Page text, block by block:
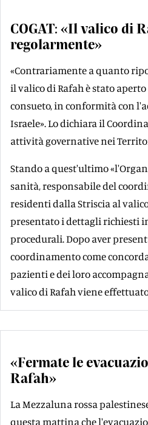
COGAT: «Il valico di
regolarmente»
«Contrariamente a quanto
il valico di Rafah è stato
consueto, in conformità con
Israele». Lo dichiara il
attività governative nei
Stando a quest'ultimo
sanità, responsabile del
residenti dalla Striscia al
presentato i dettagli richiesti
procedurali. Dopo aver
coordinamento come
pazienti e dei loro
valico di Rafah viene
«Fermate le
Rafah»
La Mezzaluna rossa
questa mattina che